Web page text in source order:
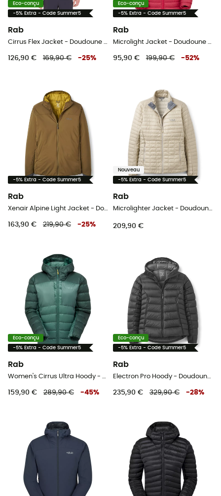
Eco-conçu
-5% Extra - Code Summer5
Rab
Cirrus Flex Jacket - Doudoune homme
126,90 € 169,90 € -25%
Eco-conçu
-5% Extra - Code Summer5
Rab
Microlight Jacket - Doudoune femme
95,90 € 199,90 € -52%
-5% Extra - Code Summer5
Rab
Xenair Alpine Light Jacket - Doudoune homme
163,90 € 219,90 € -25%
Nouveau
-5% Extra - Code Summer5
Rab
Microlighter Jacket - Doudoune femme
209,90 €
Eco-conçu
-5% Extra - Code Summer5
Rab
Women's Cirrus Ultra Hoody - Doudoune femme
159,90 € 289,90 € -45%
Eco-conçu
-5% Extra - Code Summer5
Rab
Electron Pro Hoody - Doudoune femme
235,90 € 329,90 € -28%